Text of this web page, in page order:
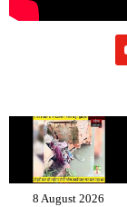
8 August 2026